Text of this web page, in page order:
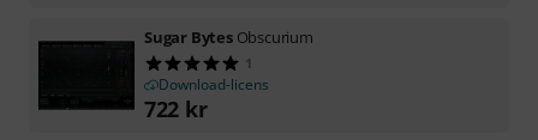
Sugar Bytes Obscurium
1
Download-licens
722 kr